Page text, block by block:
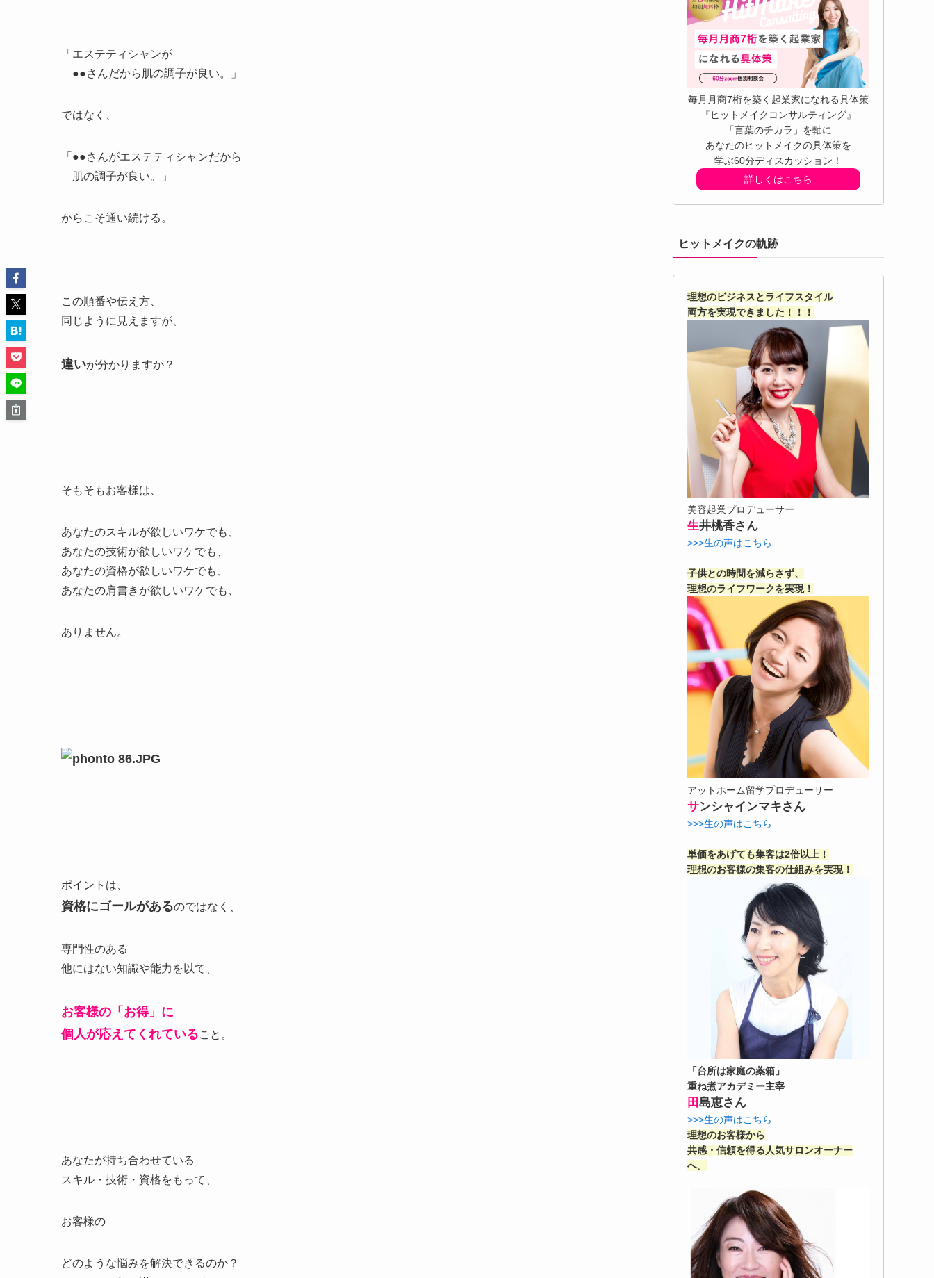
「エステティシャンが
●●さんだから肌の調子が良い。」
ではなく、
「●●さんがエステティシャンだから
肌の調子が良い。」
からこそ通い続ける。
この順番や伝え方、
同じように見えますが、
違いが分かりますか？
そもそもお客様は、
あなたのスキルが欲しいワケでも、
あなたの技術が欲しいワケでも、
あなたの資格が欲しいワケでも、
あなたの肩書きが欲しいワケでも、
ありません。
ポイントは、
資格にゴールがあるのではなく、
専門性のある
他にはない知識や能力を以て、
お客様の「お得」に
個人が応えてくれていること。
あなたが持ち合わせている
スキル・技術・資格をもって、
お客様の
どのような悩みを解決できるのか？
毎月月商7桁を築く起業家になれる具体策
『ヒットメイクコンサルティング』
「言葉のチカラ」を軸に
あなたのヒットメイクの具体策を
学ぶ60分ディスカッション！
詳しくはこちら
ヒットメイクの軌跡
理想のビジネスとライフスタイル
両方を実現できました！！！
美容起業プロデューサー
生井桃香さん
>>>生の声はこちら
子供との時間を減らさず、
理想のライフワークを実現！
アットホーム留学プロデューサー
サンシャインマキさん
>>>生の声はこちら
単価をあげても集客は2倍以上！
理想のお客様の集客の仕組みを実現！
「台所は家庭の薬箱」
重ね煮アカデミー主宰
田島恵さん
>>>生の声はこちら
理想のお客様から
共感・信頼を得る人気サロンオーナー
へ。